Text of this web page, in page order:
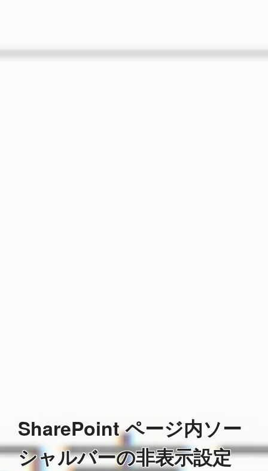
SharePoint ページ内ソー
シャルバーの非表示設定